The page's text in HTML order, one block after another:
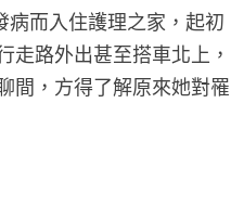
而入住護理之家，起初
路外出甚至搭車北上，
間，方得了解原來她對罹